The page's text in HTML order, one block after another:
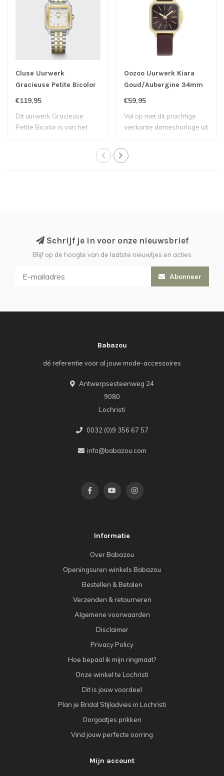
Cluse Uurwerk
Gracieuse Petite Bicolor
€119,95
Dit uurwerk Gracieuse
Petite Bicolor is van het
Oozoo Uurwerk Kiara
Goud/Aubergine 34mm
€59,95
Val op met dit prachtige
vierkante dameshorloge uit
Schrijf je in voor onze nieuwsbrief
Blijf op de hoogte van de laatste nieuwtjes en acties
Abonneer
Babazou
dé referentie voor al jouw mode-accessoires
Antwerpsesteenweg 24
9080
Lochristi
0032 (0)9 356 67 57
info@babazou.com
Informatie
Over Babazou
Openingsuren winkels Babazou
Bestellen & Betalen
Verzenden & retourneren
Algemene voorwaarden
Disclaimer
Privacy Policy
Hoe bepaal ik mijn ringmaat?
Onze winkel te Lochristi
Dit is jouw voordeel
Plan je Bridal Stijladvies in Lochristi
Oorgaatjes prikken
Vind jouw perfecte oorring
Mijn account